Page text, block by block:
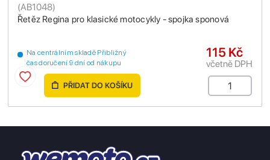
Řetěz Regina pro klasické motocykly - spojka sponová
(AB1048)
Na centrálním skladě Přibližný
čas doručení 9 dní od nákupu
115 Kč
včetně DPH
PŘIDAT DO KOŠÍKU